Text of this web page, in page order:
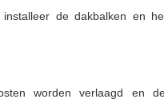
de dakbalken en
worden verlaagd en